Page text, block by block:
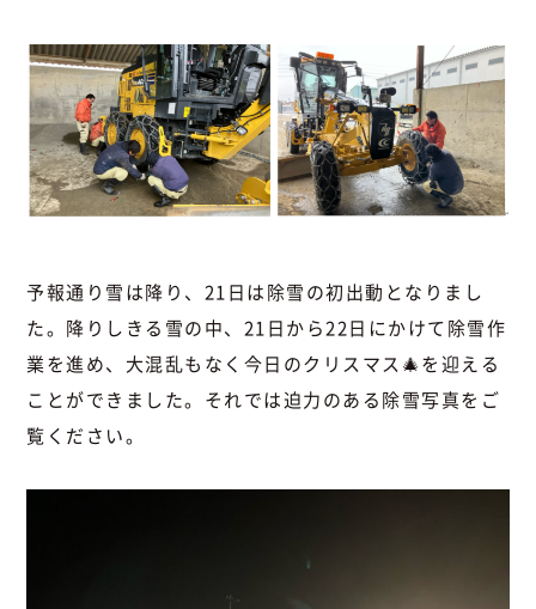
予報通り雪は降り、21日は除雪の初出動となりまし
た。降りしきる雪の中、21日から22日にかけて除雪作
業を進め、大混乱もなく今日のクリスマス🎄を迎える
ことができました。それでは迫力のある除雪写真をご
覧ください。